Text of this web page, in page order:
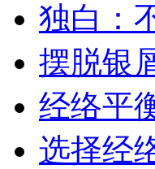
独白：
摆脱银
经络平
选择经